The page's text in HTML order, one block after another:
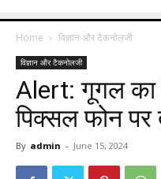
Home विज्ञान और टैकनोलजी
विज्ञान और टैकनोलजी
Alert: गूगल का
पिक्सल फोन
By admin - June 15, 2024